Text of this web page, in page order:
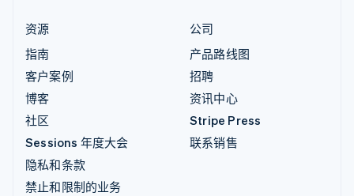
资源
指南
客户案例
博客
社区
Sessions 年度大会
隐私和条款
禁止和限制的业务
公司
产品路线图
招聘
资讯中心
Stripe Press
联系销售